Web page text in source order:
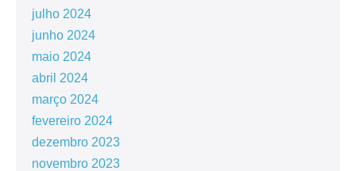
julho 2024
junho 2024
maio 2024
abril 2024
março 2024
fevereiro 2024
dezembro 2023
novembro 2023